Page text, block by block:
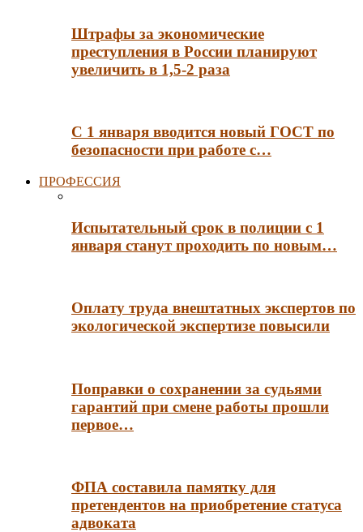
Штрафы за экономические
преступления в России планируют
увеличить в 1,5-2 раза
С 1 января вводится новый ГОСТ по
безопасности при работе с…
ПРОФЕССИЯ
Испытательный срок в полиции с 1
января станут проходить по новым…
Оплату труда внештатных экспертов по
экологической экспертизе повысили
Поправки о сохранении за судьями
гарантий при смене работы прошли
первое…
ФПА составила памятку для
претендентов на приобретение статуса
адвоката